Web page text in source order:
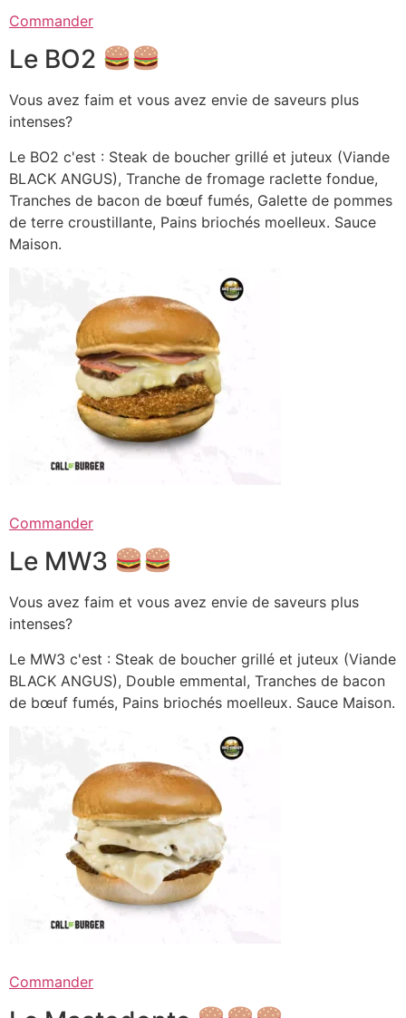
Commander
Le BO2
Vous avez faim et vous avez envie de saveurs plus
intenses?
Le BO2 c'est : Steak de boucher grillé et juteux (Viande
BLACK ANGUS), Tranche de fromage raclette fondue,
Tranches de bacon de bœuf fumés, Galette de pommes
de terre croustillante, Pains briochés moelleux. Sauce
Maison.
Commander
Le MW3
Vous avez faim et vous avez envie de saveurs plus
intenses?
Le MW3 c'est : Steak de boucher grillé et juteux (Viande
BLACK ANGUS), Double emmental, Tranches de bacon
de bœuf fumés, Pains briochés moelleux. Sauce Maison.
Commander